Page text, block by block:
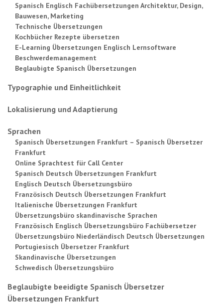
Spanisch Englisch Fachübersetzungen Architektur, Design,
Bauwesen, Marketing
Technische Übersetzungen
Kochbücher Rezepte übersetzen
E-Learning Übersetzungen Englisch Lernsoftware
Beschwerdemanagement
Beglaubigte Spanisch Übersetzungen
Typographie und Einheitlichkeit
Lokalisierung und Adaptierung
Sprachen
Spanisch Übersetzungen Frankfurt – Spanisch Übersetzer
Frankfurt
Online Sprachtest für Call Center
Spanisch Deutsch Übersetzungen Frankfurt
Englisch Deutsch Übersetzungsbüro
Französisch Deutsch Übersetzungen Frankfurt
Italienische Übersetzungen Frankfurt
Übersetzungsbüro skandinavische Sprachen
Französisch Englisch Übersetzungsbüro Fachübersetzer
Übersetzungsbüro Niederländisch Deutsch Übersetzungen
Portugiesisch Übersetzer Frankfurt
Skandinavische Übersetzungen
Schwedisch Übersetzungsbüro
Beglaubigte beeidigte Spanisch Übersetzer
Übersetzungen Frankfurt